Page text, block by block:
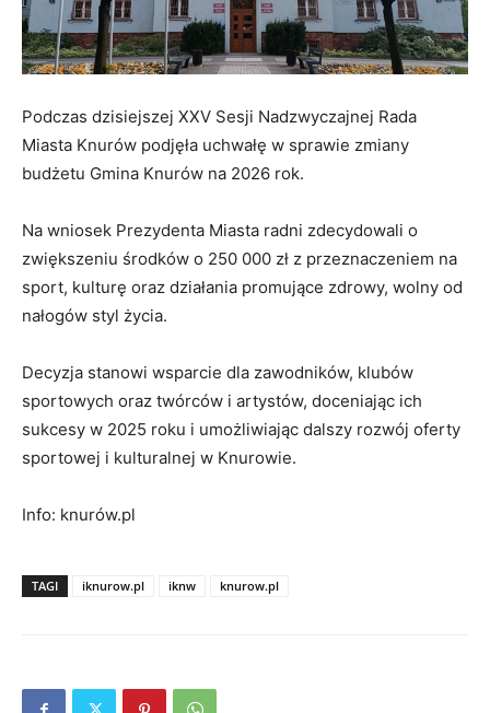
Podczas dzisiejszej XXV Sesji Nadzwyczajnej Rada
Miasta Knurów podjęła uchwałę w sprawie zmiany
budżetu Gmina Knurów na 2026 rok.
Na wniosek Prezydenta Miasta radni zdecydowali o
zwiększeniu środków o 250 000 zł z przeznaczeniem na
sport, kulturę oraz działania promujące zdrowy, wolny od
nałogów styl życia.
Decyzja stanowi wsparcie dla zawodników, klubów
sportowych oraz twórców i artystów, doceniając ich
sukcesy w 2025 roku i umożliwiając dalszy rozwój oferty
sportowej i kulturalnej w Knurowie.
Info: knurów.pl
TAGI iknurow.pl iknw knurow.pl